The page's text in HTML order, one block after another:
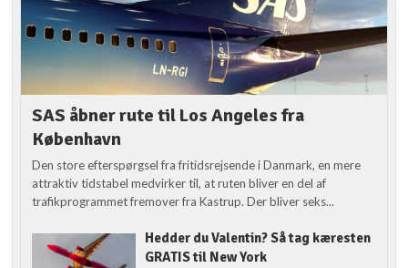
SAS åbner rute til Los Angeles fra
København
Den store efterspørgsel fra fritidsrejsende i Danmark, en mere
attraktiv tidstabel medvirker til, at ruten bliver en del af
trafikprogrammet fremover fra Kastrup. Der bliver seks...
Hedder du Valentin? Så tag kæresten
GRATIS til New York